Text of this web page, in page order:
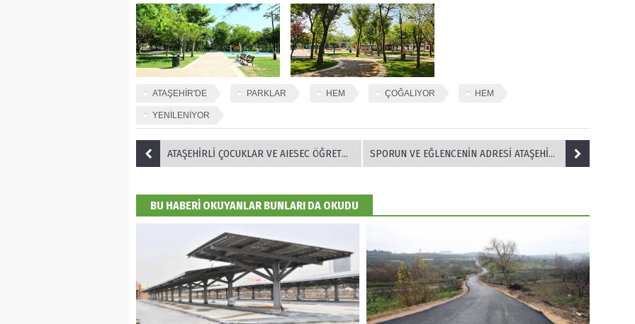
ATAŞEHİR'DE PARKLAR HEM ÇOĞALIYOR HEM
YENİLENİYOR
ATAŞEHİRLİ ÇOCUKLAR VE AIESEC ÖĞRETMENLERİ BİR ARADA SPORUN VE EĞLENCENİN ADRESİ ATAŞEHİR'DE
BU HABERİ OKUYANLAR BUNLARI DA OKUDU